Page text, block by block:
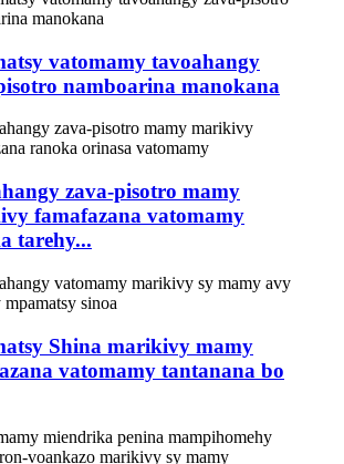
vatomamy tavoahangy
namboarina manokana
zava-pisotro mamy
famafazana vatomamy
tarehy...
Shina marikivy mamy
vatomamy tantanana bo